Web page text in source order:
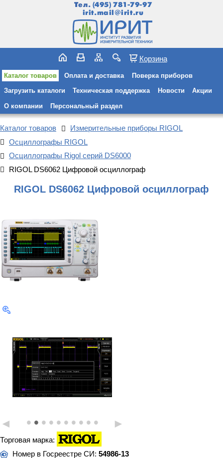
Тел. (495) 781-79-97
irit.mail@irit.ru
Корзина
Каталог товаров Оплата и доставка Поверка приборов
Загрузить каталоги Техническая поддержка Новости Акции
О компании Персональный раздел
Каталог товаров
Измерительные приборы RIGOL
Осциллографы RIGOL
Осциллографы Rigol серий DS6000
RIGOL DS6062 Цифровой осциллограф
RIGOL DS6062 Цифровой осциллограф
• • • • • • • • • •
◄ ►
Торговая марка:
Номер в Госреестре СИ: 54986-13